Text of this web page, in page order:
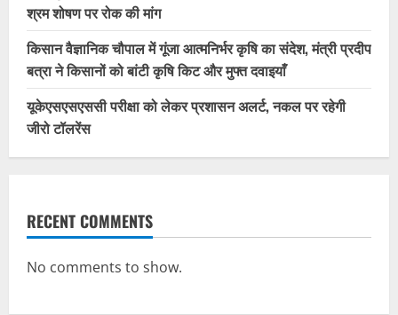
श्रम शोषण पर रोक की मांग
किसान वैज्ञानिक चौपाल में गूंजा आत्मनिर्भर कृषि का संदेश, मंत्री प्रदीप
बत्रा ने किसानों को बांटी कृषि किट और मुफ्त दवाइयाँ
यूकेएसएसएससी परीक्षा को लेकर प्रशासन अलर्ट, नकल पर रहेगी
जीरो टॉलरेंस
RECENT COMMENTS
No comments to show.